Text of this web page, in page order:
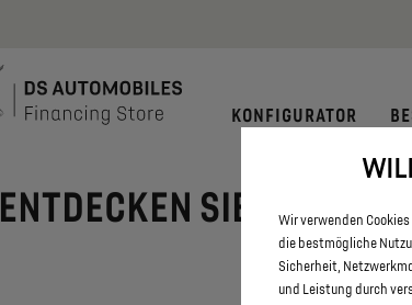
KONFIGURATOR
ENTDECKEN SIE ALLE DS
Wir verwenden
die bestmögliche
Sicherheit,
und Leistung durch